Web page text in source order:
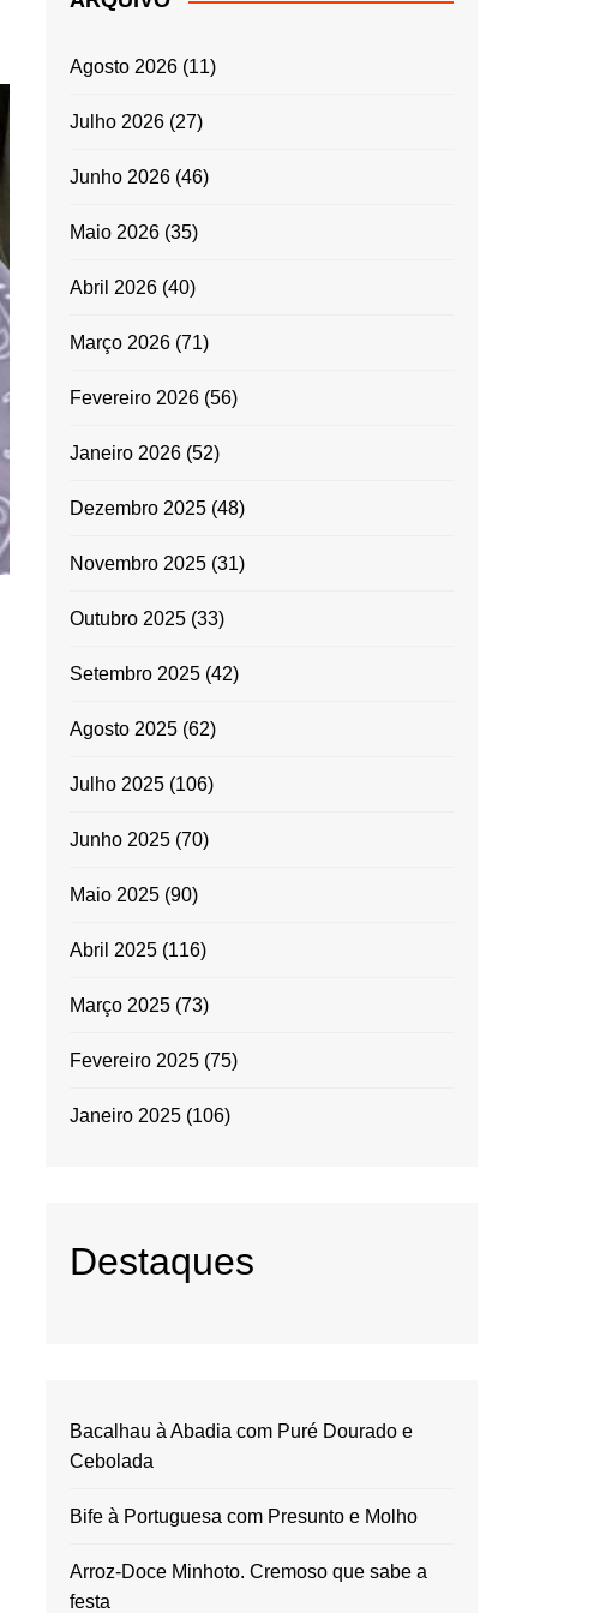
ENTRADAS E
GRATINADOS
MASSAS
TEMPEROS
MICRO-ONDAS
PORTUGUESA
Agosto 2026 (11)
Julho 2026 (27)
Junho 2026 (46)
Maio 2026 (35)
Abril 2026 (40)
Março 2026 (71)
Fevereiro 2026 (56)
Janeiro 2026 (52)
Dezembro 2025 (48)
Novembro 2025 (31)
Outubro 2025 (33)
Setembro 2025 (42)
Agosto 2025 (62)
Julho 2025 (106)
Junho 2025 (70)
Maio 2025 (90)
Abril 2025 (116)
Março 2025 (73)
Fevereiro 2025 (75)
Janeiro 2025 (106)
Destaques
Bacalhau à Abadia com Puré Dourado e
Cebolada
Bife à Portuguesa com Presunto e Molho
Arroz-Doce Minhoto. Cremoso que sabe a
festa